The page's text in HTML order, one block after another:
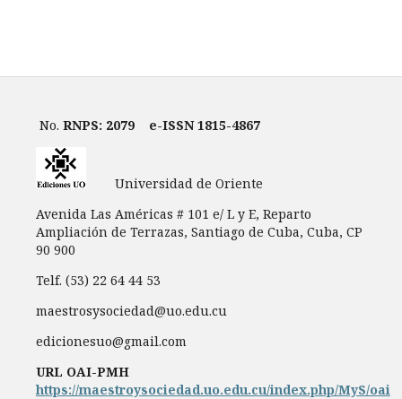
No. RNPS: 2079 e-ISSN 1815-4867
Universidad de Oriente
Avenida Las Américas # 101 e/ L y E, Reparto
Ampliación de Terrazas, Santiago de Cuba, Cuba, CP
90 900
Telf. (53) 22 64 44 53
maestrosysociedad@uo.edu.cu
edicionesuo@gmail.com
URL OAI-PMH
https://maestroysociedad.uo.edu.cu/index.php/MyS/oai